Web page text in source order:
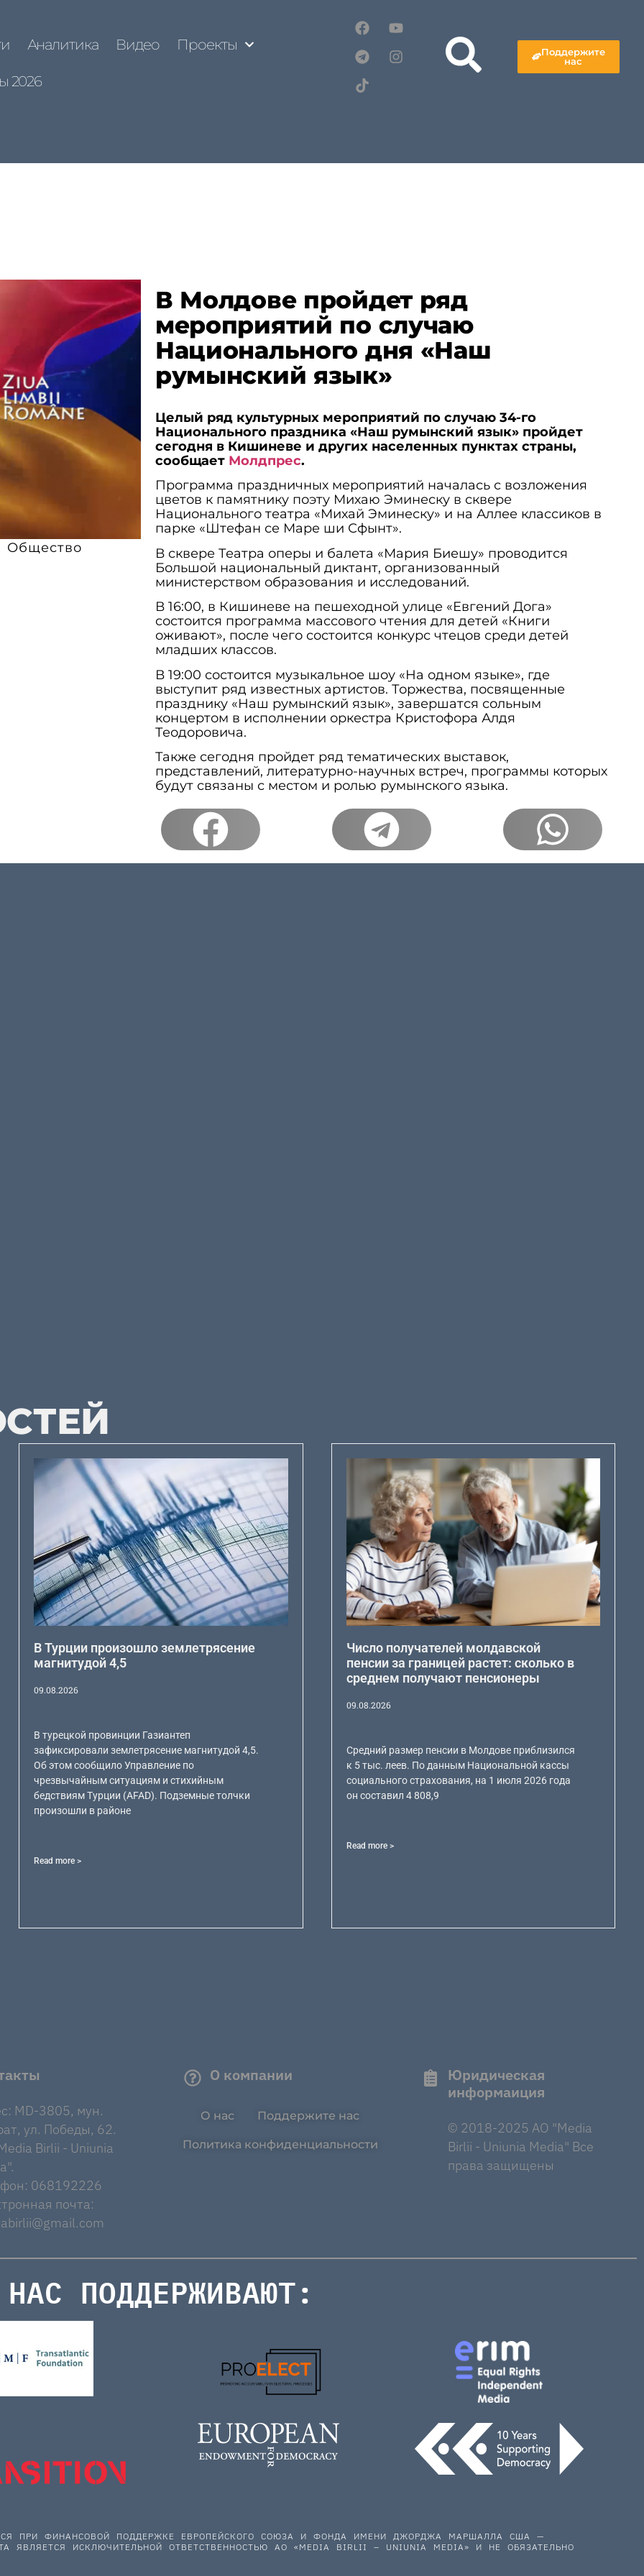
Аналитика Видео Проекты
2026
Поддержите
нас
Общество
В Молдове пройдет ряд
мероприятий по случаю
Национального дня «Наш
румынский язык»
Целый ряд культурных мероприятий по случаю 34-го
Национального праздника «Наш румынский язык» пройдет
сегодня в Кишиневе и других населенных пунктах страны,
сообщает Молдпрес.
Программа праздничных мероприятий началась с возложения
цветов к памятнику поэту Михаю Эминеску в сквере
Национального театра «Михай Эминеску» и на Аллее классиков в
парке «Штефан се Маре ши Сфынт».
В сквере Театра оперы и балета «Мария Биешу» проводится
Большой национальный диктант, организованный
министерством образования и исследований.
В 16:00, в Кишиневе на пешеходной улице «Евгений Дога»
состоится программа массового чтения для детей «Книги
оживают», после чего состоится конкурс чтецов среди детей
младших классов.
В 19:00 состоится музыкальное шоу «На одном языке», где
выступит ряд известных артистов. Торжества, посвященные
празднику «Наш румынский язык», завершатся сольным
концертом в исполнении оркестра Кристофора Алдя
Теодоровича.
Также сегодня пройдет ряд тематических выставок,
представлений, литературно-научных встреч, программы которых
будут связаны с местом и ролью румынского языка.
В Турции произошло землетрясение
магнитудой 4,5
09.08.2026
В турецкой провинции Газиантеп
зафиксировали землетрясение магнитудой 4,5.
Об этом сообщило Управление по
чрезвычайным ситуациям и стихийным
бедствиям Турции (AFAD). Подземные толчки
произошли в районе
Read more >
Число получателей молдавской
пенсии за границей растет: сколько в
среднем получают пенсионеры
09.08.2026
Средний размер пенсии в Молдове приблизился
к 5 тыс. леев. По данным Национальной кассы
социального страхования, на 1 июля 2026 года
он составил 4 808,9
Read more >
MD-3805, мун.
ул. Победы, 62.
Birlii - Uniunia
068192226
почта:
О компании
О нас Поддержите нас
Политика конфиденциальности
Юридическая
информаиция
© 2018-2025 AO "Media
Birlii - Uniunia Media" Все
права защищены
НАС ПОДДЕРЖИВАЮТ:
ПРИ ФИНАНСОВОЙ ПОДДЕРЖКЕ ЕВРОПЕЙСКОГО СОЮЗА И ФОНДА ИМЕНИ ДЖОРДЖА МАРШАЛЛА США —
ЯВЛЯЕТСЯ ИСКЛЮЧИТЕЛЬНОЙ ОТВЕТСТВЕННОСТЬЮ АО «MEDIA BIRLII – UNIUNIA MEDIA» И НЕ ОБЯЗАТЕЛЬНО